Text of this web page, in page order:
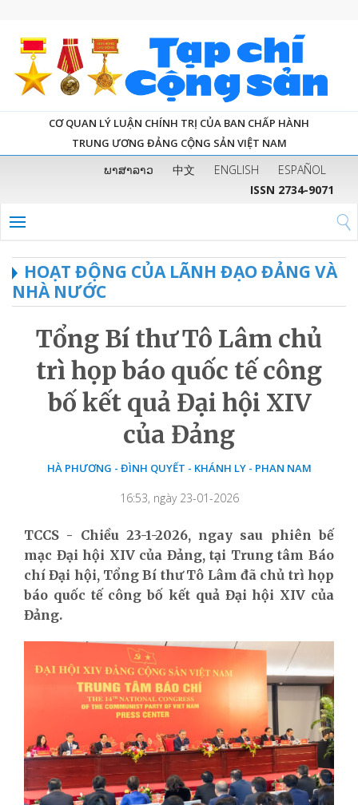
CƠ QUAN LÝ LUẬN CHÍNH TRỊ CỦA BAN CHẤP HÀNH
TRUNG ƯƠNG ĐẢNG CỘNG SẢN VIỆT NAM
ພາສາລາວ 中文 ENGLISH
ESPAÑOL
ISSN 2734-9071
HOẠT ĐỘNG CỦA LÃNH ĐẠO ĐẢNG VÀ
NHÀ NƯỚC
Tổng Bí thư Tô Lâm chủ
trì họp báo quốc tế công
bố kết quả Đại hội XIV
của Đảng
HÀ PHƯƠNG - ĐÌNH QUYẾT - KHÁNH LY - PHAN NAM
16:53, ngày 23-01-2026
TCCS - Chiều 23-1-2026, ngay sau phiên bế
mạc Đại hội XIV của Đảng, tại Trung tâm Báo
chí Đại hội, Tổng Bí thư Tô Lâm đã chủ trì họp
báo quốc tế công bố kết quả Đại hội XIV của
Đảng.